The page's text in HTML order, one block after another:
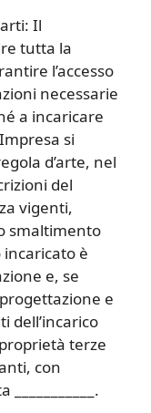
Il
tutta la
l’accesso
necessarie
a incaricare
si
d’arte, nel
del
vigenti,
smaltimento
è
e, se
e
dell’incarico
terze
con